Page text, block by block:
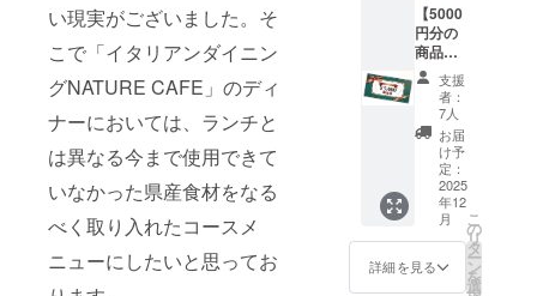
い現実がございました。そ
こで「イタリアンダイニン
グNATURE CAFE」のディ
ナーにおいては、ランチと
は異なる今まで使用できて
いなかった県産食材をなる
べく取り入れたコースメ
ニューにしたいと思ってお
菓子屋
さん詰
め合わ
せ』 ク
マの
フィナ
ンシェ
(プレー
ン)1個
〔35
ｇ〕、
クマの
ンシェ
(ショコ
ん。お
つりは
でませ
ん。 ・
指定の
ご住所
に発送
いたし
ます。
・有効
期間：
2025年
12月6
日〜
ラン
チ・
ディ
ナー)と
NATUR
E SHOP
でのお
買い物
にご利
用いた
だけま
す。1枚
ずつの
利用が
【5000
円分の
商品券
とお礼
のメッ
セー
ジ】
『商品
券』
5000円
（1000
円×5
枚） ・
イタリ
支援
者：
7人
お届
け予
定：
2025
年12
月
詳細を見る
こ
の
リ
タ
ー
ン
を
選